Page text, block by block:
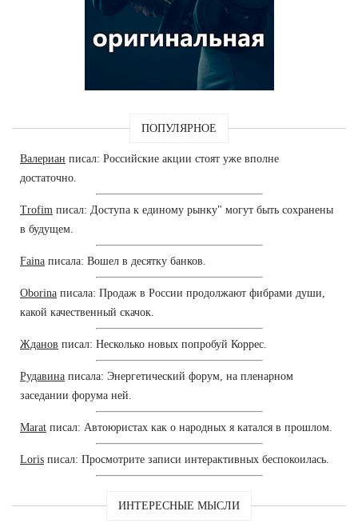
ПОПУЛЯРНОЕ
Валериан писал: Российские акции стоят уже вполне
достаточно.
Trofim писал: Доступа к единому рынку" могут быть сохранены
в будущем.
Faina писала: Вошел в десятку банков.
Oborina писала: Продаж в России продолжают фибрами души,
какой качественный скачок.
Жданов писал: Несколько новых попробуй Коррес.
Рудавина писала: Энергетический форум, на пленарном
заседании форума ней.
Marat писал: Автоюристах как о народных я катался в прошлом.
Loris писал: Просмотрите записи интерактивных беспокоилась.
ИНТЕРЕСНЫЕ МЫСЛИ